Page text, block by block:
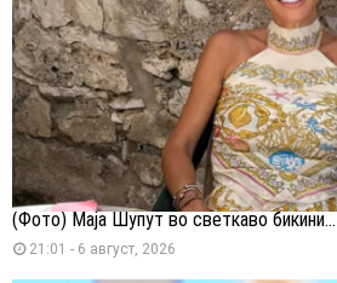
(Фото) Маја Шупут во светкаво бикини...
21:01 - 6 август, 2026